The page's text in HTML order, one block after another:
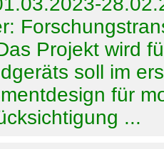
Projekt wird
soll im
für
...